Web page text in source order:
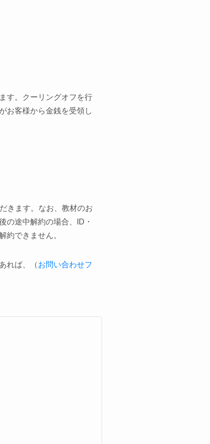
す。クーリングオフを行
お客様から金銭を受領し
きます。 なお、教材のお
の途中解約の場合、 ID ・
約できません。
れば、 （お問い合わせフ